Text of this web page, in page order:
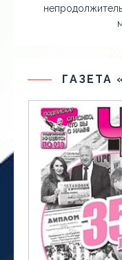
ГАЗЕТА